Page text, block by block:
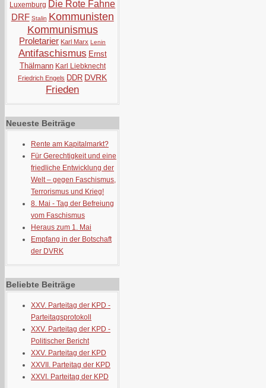
Luxemburg Die Rote Fahne
DRF Stalin Kommunisten
Kommunismus
Proletarier Karl Marx Lenin
Antifaschismus Ernst
Thälmann Karl Liebknecht
Friedrich Engels DDR DVRK
Frieden
Neueste Beiträge
Rente am Kapitalmarkt?
Für Gerechtigkeit und eine
friedliche Entwicklung der
Welt – gegen Faschismus,
Terrorismus und Krieg!
8. Mai - Tag der Befreiung
vom Faschismus
Heraus zum 1. Mai
Empfang in der Botschaft
der DVRK
Beliebte Beiträge
XXV. Parteitag der KPD -
Parteitagsprotokoll
XXV. Parteitag der KPD -
Politischer Bericht
XXV. Parteitag der KPD
XXVII. Parteitag der KPD
XXVI. Parteitag der KPD